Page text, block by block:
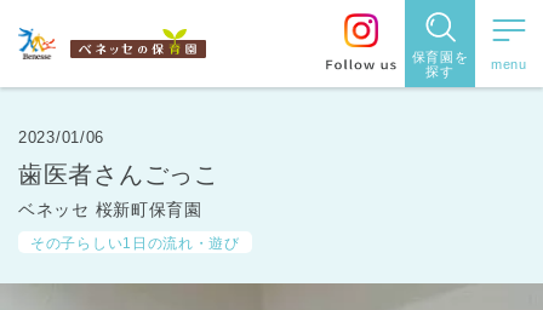
保育園を
探す
保育園を探す
名
2023/01/06
歯医者さんごっこ
ベネッセ 桜新町保育園
その子らしい1日の流れ・遊び